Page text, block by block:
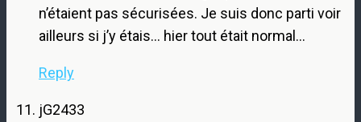
n’étaient pas sécurisées. Je suis donc parti voir
ailleurs si j’y étais… hier tout était normal…
Reply
jG2433